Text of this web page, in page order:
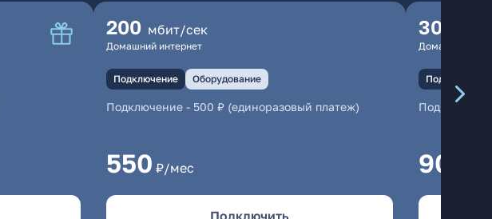
200 мбит/сек
Домашний интернет
Подключение Оборудование
Подключение - 500 ₽ (единоразовый платеж)
550 ₽/мес
Подключить
300
Домашний
Подключение
900